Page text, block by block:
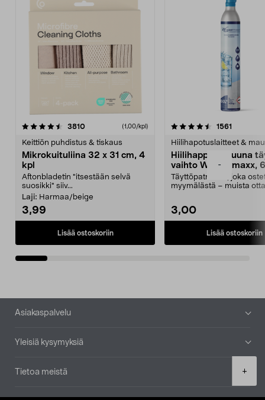
-
+
3810arvostelut (1,00/kpl)
Keittiön puhdistus & tiskaus
Mikrokuituliina 32 x 31 cm, 4
kpl
Aftonbladetin "itsestään selvä
suosikki" siiv...
Laji: Harmaa/beige
3,99
Lisää ostoskoriin
4.5viidestä
1561
Hiilihapotuslaitteet &
Hiilihappopatruuna
vaihto Wassermaxx,
Täyttöpatruuna, joka
myymälästä – muista
3,00
Lisää ostoskoriin
4.5viidestä
Alatunniste
Asiakaspalvelu
Yleisiä kysymyksiä
Tietoa meistä